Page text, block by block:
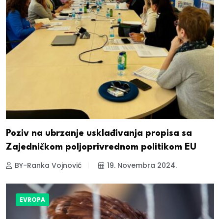
Poziv na ubrzanje usklađivanja propisa sa
Zajedničkom poljoprivrednom politikom EU
BY-Ranka Vojnović 19. Novembra 2024.
EVROPA